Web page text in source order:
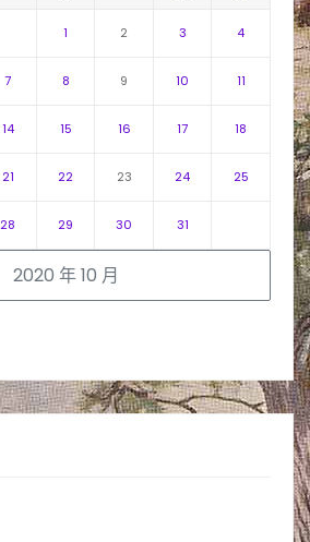
2020 年 10 月
1 2 3 4
7 8 9 10 11
14 15 16 17 18
21 22 23 24 25
28 29 30 31